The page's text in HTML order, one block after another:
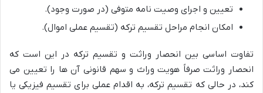
تعیین و اجرای وصیت نامه متوفی (در صورت وجود).
امکان انجام مراحل تقسیم ترکه (تقسیم عملی اموال).
تفاوت اساسی بین انحصار وراثت و تقسیم ترکه در این است که
انحصار وراثت صرفاً هویت وراث و سهم قانونی آن ها را تعیین می
کند، در حالی که تقسیم ترکه، به اقدام عملی برای تقسیم فیزیکی یا